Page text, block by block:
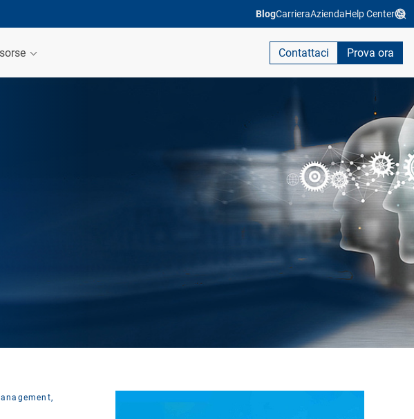
BlogCarrieraAziendaHelp Center
Contattaci Prova ora